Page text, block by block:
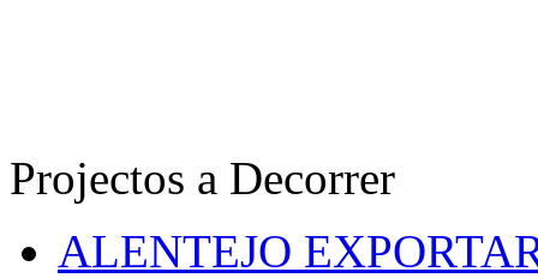
Projectos a Decorrer
ALENTEJO